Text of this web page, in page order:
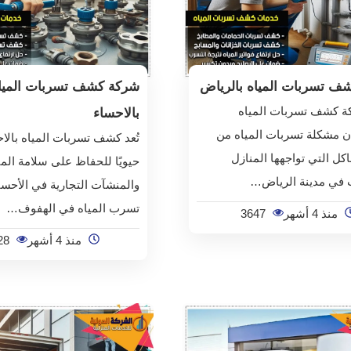
تسربات المياه بالرياض
كشف تسربات المياه
مشكلة تسربات المياه من
التي تواجهها المنازل
في مدينة الرياض…
منذ 4 أشهر 3647
شركة كشف تسربات
بالاحساء
تُعد كشف تسربات المياه
حيويًا للحفاظ على سلامة
والمنشآت التجارية في
تسرب المياه في الهفوف…
منذ 4 أشهر